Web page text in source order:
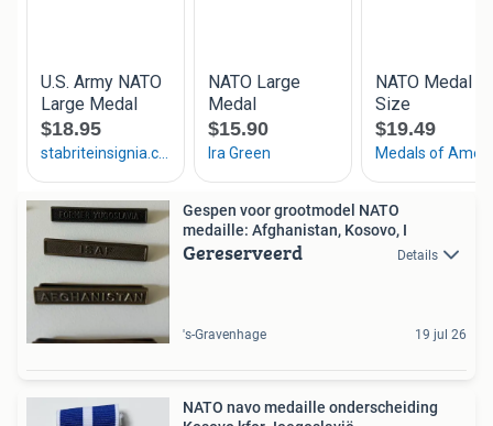
Gespen voor grootmodel NATO
medaille: Afghanistan, Kosovo, I
Gereserveerd Details
's-Gravenhage 19 jul 26
NATO navo medaille onderscheiding